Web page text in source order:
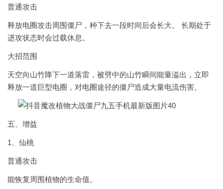
普通攻击
释放电圈攻击周围僵尸，种下去一段时间后会长大。 长期处于
进攻状态时会过载休息。
大招范围
天空向山竹降下一道落雷，被劈中的山竹瞬间能量溢出，立即
释放一道巨型电圈，对电圈途径的僵尸造成大量电流伤害。
五、增益
1、仙桃
普通攻击
能恢复周围植物的生命值。